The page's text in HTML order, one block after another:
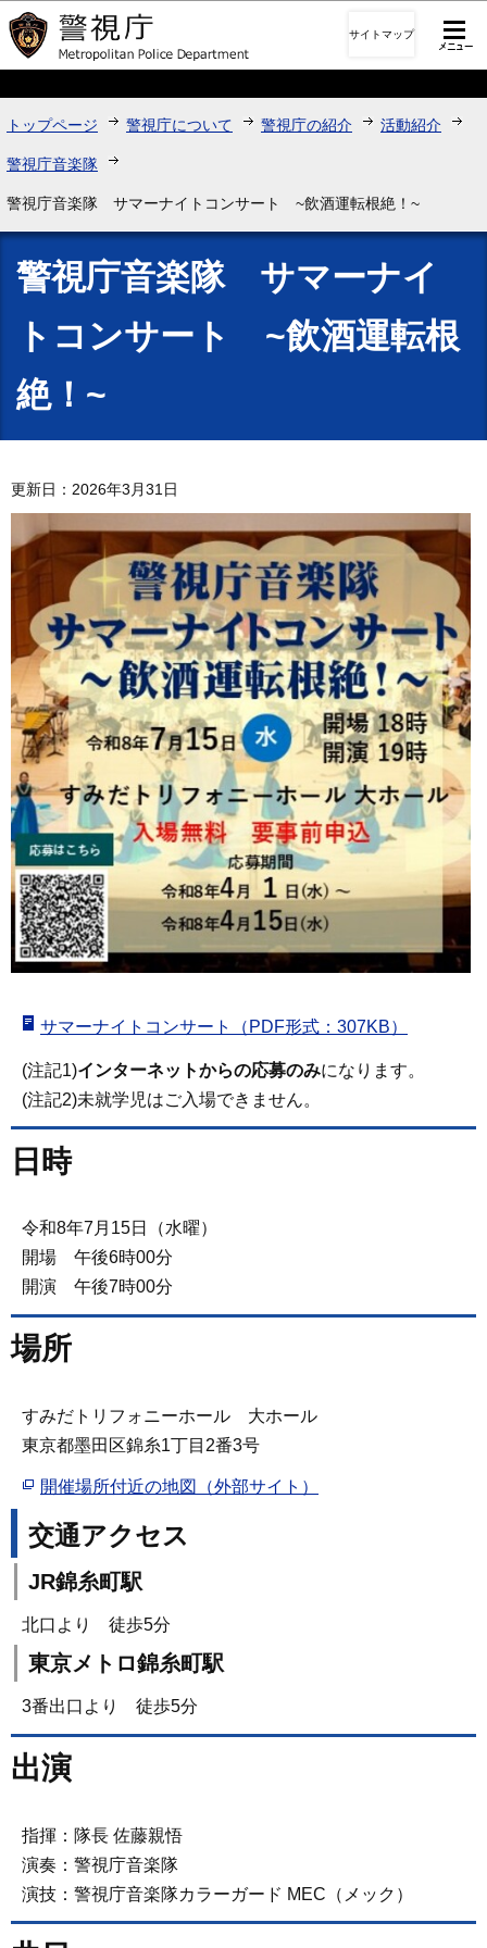
このページの本文へ移動
サイトマップ
トップページ 警視庁について 警視庁の紹介 活動紹介
警視庁音楽隊
警視庁音楽隊 サマーナイトコンサート ~飲酒運転根絶！~
警視庁音楽隊 サマーナイ
トコンサート ~飲酒運転根
絶！~
更新日：2026年3月31日
サマーナイトコンサート（PDF形式：307KB）
(注記1)インターネットからの応募のみになります。
(注記2)未就学児はご入場できません。
日時
令和8年7月15日（水曜）
開場 午後6時00分
開演 午後7時00分
場所
すみだトリフォニーホール 大ホール
東京都墨田区錦糸1丁目2番3号
開催場所付近の地図（外部サイト）
交通アクセス
JR錦糸町駅
北口より 徒歩5分
東京メトロ錦糸町駅
3番出口より 徒歩5分
出演
指揮：隊長 佐藤親悟
演奏：警視庁音楽隊
演技：警視庁音楽隊カラーガード MEC（メック）